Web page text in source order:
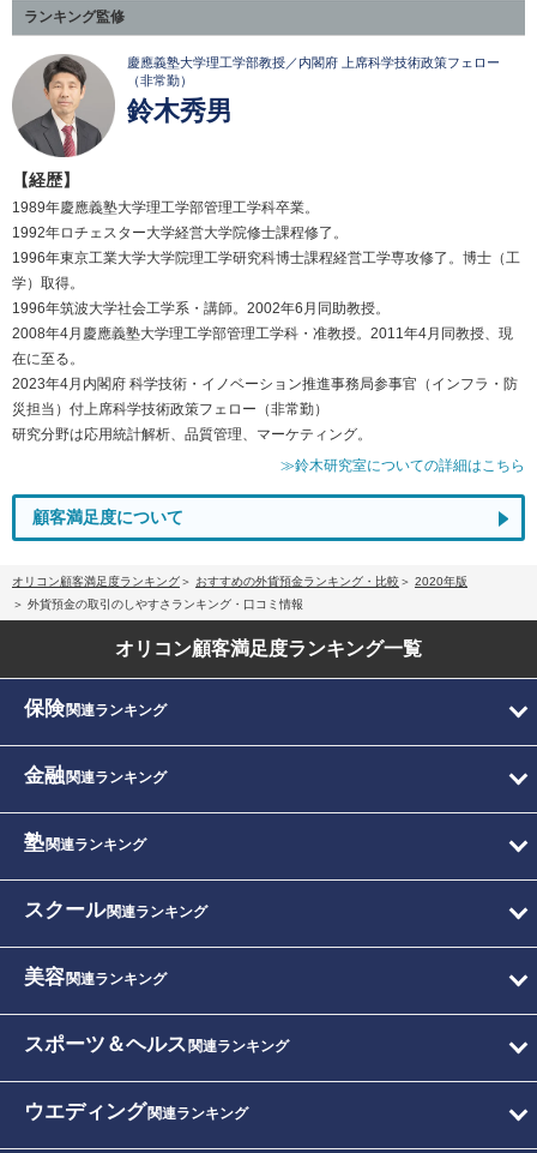
ランキング監修
慶應義塾大学理工学部教授／内閣府 上席科学技術政策フェロー
（非常勤）
鈴木秀男
【経歴】
1989年慶應義塾大学理工学部管理工学科卒業。
1992年ロチェスター大学経営大学院修士課程修了。
1996年東京工業大学大学院理工学研究科博士課程経営工学専攻修了。博士（工
学）取得。
1996年筑波大学社会工学系・講師。2002年6月同助教授。
2008年4月慶應義塾大学理工学部管理工学科・准教授。2011年4月同教授、現
在に至る。
2023年4月内閣府 科学技術・イノベーション推進事務局参事官（インフラ・防
災担当）付上席科学技術政策フェロー（非常勤）
研究分野は応用統計解析、品質管理、マーケティング。
≫鈴木研究室についての詳細はこちら
顧客満足度について
オリコン顧客満足度ランキング おすすめの外貨預金ランキング・比較
2020年版
外貨預金の取引のしやすさランキング・口コミ情報
オリコン顧客満足度ランキング一覧
保険関連ランキング
金融関連ランキング
塾関連ランキング
スクール関連ランキング
美容関連ランキング
スポーツ＆ヘルス 関連ランキング
ウエディング関連ランキング